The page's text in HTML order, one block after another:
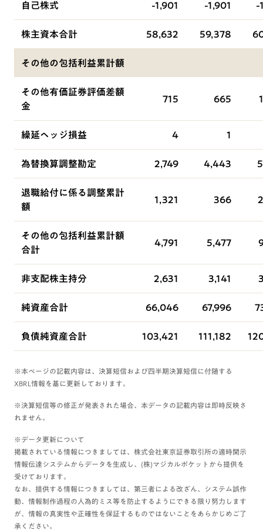
自己株式 -1,901 -1,901 -
株主資本合計 58,632 59,378
その他の包括利益累計額
その他有価証券評価差額
金
715 665
繰延ヘッジ損益 4 1
為替換算調整勘定 2,749 4,443
退職給付に係る調整累計
額
1,321 366
その他の包括利益累計額
合計
4,791 5,477
非支配株主持分 2,631 3,141
純資産合計 66,046 67,996
負債純資産合計 103,421 111,182
※本ぺージの記載内容は、決算短信および四半期決算短信に付随する
XBRL情報を基に更新しております。
※決算短信等の修正が発表された場合、本データの記載内容は即時反映さ
れません。
※データ更新について
掲載されている情報につきましては、株式会社東京証券取引所の適時開示
情報伝達システムからデータを生成し、(株)マジカルポケットから提供を
受けております。
なお、提供する情報につきましては、第三者による改ざん、システム誤作
動、情報制作過程の人為的ミス等を防止するようにできる限り努力します
が、情報の真実性や正確性を保証するものではないことをあらかじめご了
承ください。